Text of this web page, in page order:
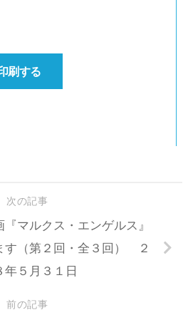
刷する
次の記事
マルクス・エンゲルス』
す（第２回・全３回） ２
年５月３１日
前の記事